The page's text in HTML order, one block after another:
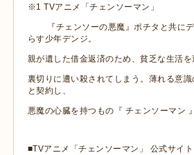
※1 TVアニメ「チェンソーマン」
『チェンソーの悪魔』ポチタと共にデ
らす少年デンジ。
親が遺した借金返済のため、貧乏な生活を
裏切りに遭い殺されてしまう。薄れる意
と契約し、
悪魔の心臓を持つもの『 チェンソーマン
■TVアニメ「チェンソーマン」 公式サイト